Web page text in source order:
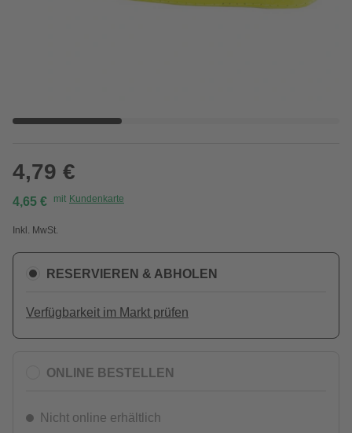
4,79 €
4,65 € mit Kundenkarte
Inkl. MwSt.
RESERVIEREN & ABHOLEN
Verfügbarkeit im Markt prüfen
ONLINE BESTELLEN
Nicht online erhältlich